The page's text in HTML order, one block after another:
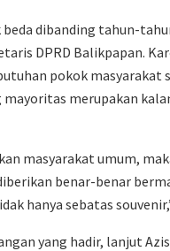
beda dibanding tahun-
DPRD Balikpapan.
pokok masyarakat
mayoritas merupakan
masyarakat umum,
benar-benar
hanya sebatas
yang hadir, lanjut